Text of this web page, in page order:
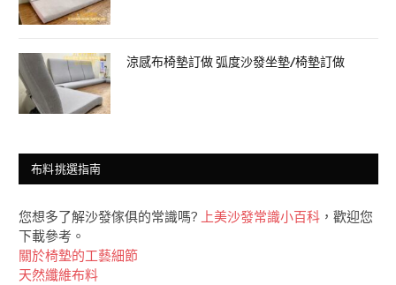
涼感布椅墊訂做 弧度沙發坐墊/椅墊訂做
布料挑選指南
您想多了解沙發傢俱的常識嗎? 上美沙發常識小百科 ，歡迎您
下載參考。
關於椅墊的工藝細節
天然纖維布料